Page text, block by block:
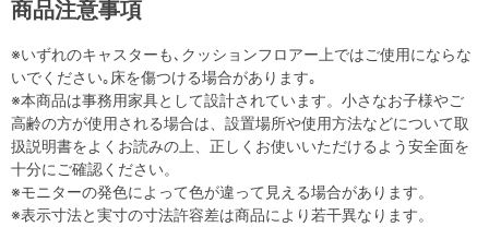
商品注意事項
※いずれのキャスターも､クッションフロアー上ではご使用にならな
いでください｡床を傷つける場合があります｡
※本商品は事務用家具として設計されています。小さなお子様やご
高齢の方が使用される場合は、設置場所や使用方法などについて取
扱説明書をよくお読みの上、正しくお使いいただけるよう安全面を
十分にご確認ください。
※モニターの発色によって色が違って見える場合があります。
※表示寸法と実寸の寸法許容差は商品により若干異なります。